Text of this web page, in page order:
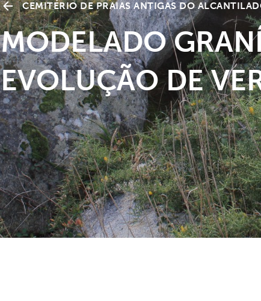
CEMITÉRIO DE PRAIAS ANTIGAS DO
MODELADO
EVOLUÇÃO DE